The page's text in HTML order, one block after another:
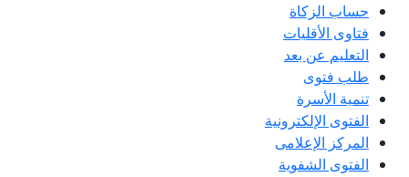
حساب الزكاة
فتاوى الأقليات
التعليم عن بعد
طلب فتوى
تنمية الأسرة
الفتوى الإلكترونية
المركز الإعلامى
الفتوى الشفوية